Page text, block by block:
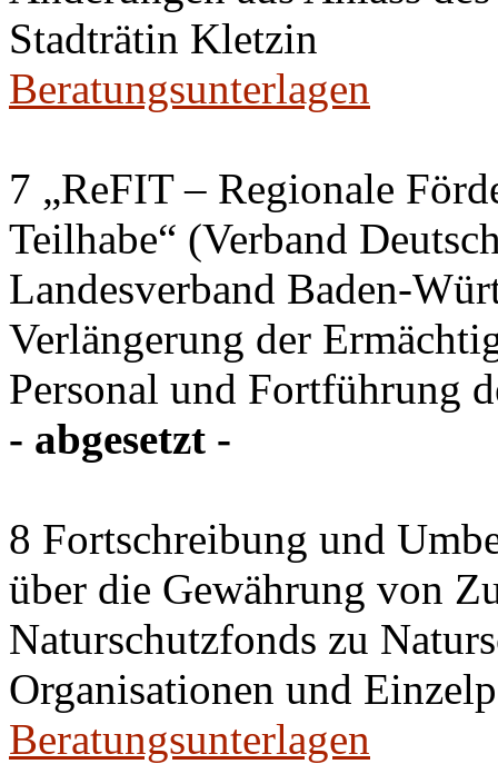
Stadträtin Kletzin
Beratungsunterlagen
7 „ReFIT – Regionale
Teilhabe“ (Verband
Landesverband Baden-
Verlängerung der
Personal und Fortführung
- abgesetzt -
8 Fortschreibung und
über die Gewährung von
Naturschutzfonds zu
Organisationen und
Beratungsunterlagen